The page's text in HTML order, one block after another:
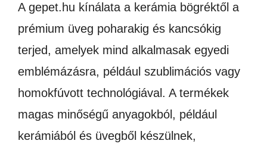
A gepet.hu kínálata a kerámia bögréktől a
prémium üveg poharakig és kancsókig
terjed, amelyek mind alkalmasak egyedi
emblémázásra, például szublimációs vagy
homokfúvott technológiával. A termékek
magas minőségű anyagokból, például
kerámiából és üvegből készülnek,